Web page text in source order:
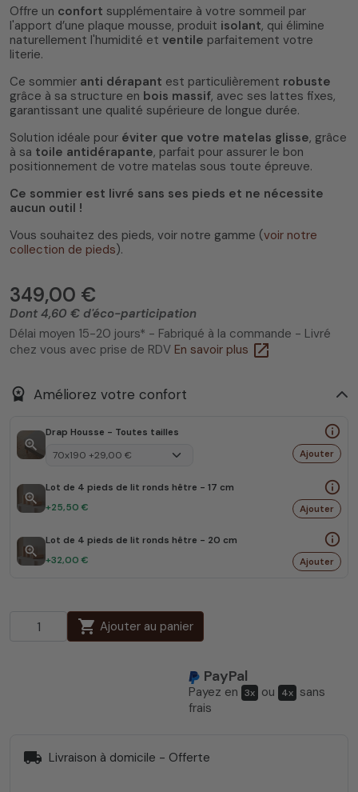
Offre un confort supplémentaire à votre sommeil par
l'apport d’une plaque mousse, produit isolant, qui élimine
naturellement l'humidité et ventile parfaitement votre
literie.
Ce sommier anti dérapant est particulièrement robuste
grâce à sa structure en bois massif, avec ses lattes fixes,
garantissant une qualité supérieure de longue durée.
Solution idéale pour éviter que votre matelas glisse, grâce
à sa toile antidérapante, parfait pour assurer le bon
positionnement de votre matelas sous toute épreuve.
Ce sommier est livré sans ses pieds et ne nécessite
aucun outil !
Vous souhaitez des pieds, voir notre gamme (voir notre
collection de pieds).
349,00 €
Dont 4,60 € d'éco-participation
Délai moyen 15-20 jours* - Fabriqué à la commande - Livré
chez vous avec prise de RDV En savoir plus open_in_new
workspace_premium Améliorez votre confort
zoom_in
Drap Housse - Toutes tailles info_outline
Ajouter
zoom_in
Lot de 4 pieds de lit ronds hêtre - 17 cm info_outline
+25,50 € Ajouter
zoom_in
Lot de 4 pieds de lit ronds hêtre - 20 cm info_outline
+32,00 € Ajouter
shopping_cart Ajouter au panier
PayPal
Payez en 3x ou 4x sans
frais
local_shipping Livraison à domicile - Offerte